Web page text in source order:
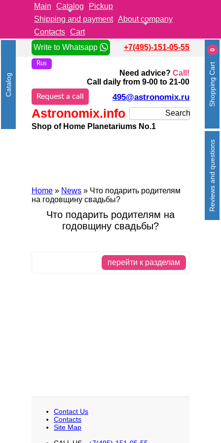
Main Catalog
Pickup
Shipping and payment About company
Contacts Cart
Write to Whatsapp
+7(495)-151-05-55
Request a call
Shop of Home Planetariums No.1
Need advice? Call!
Call daily from 9-00 to 21-00
495@astronomix.ru
Astronomix.info
Rus
Search
Catalog Shopping Cart
0
Reviews and questions
Home » News » Что подарить родителям
на годовщину свадьбы?
Что подарить родителям на
годовщину свадьбы?
перейти к разделам
Contact Us
Contacts
Site Map